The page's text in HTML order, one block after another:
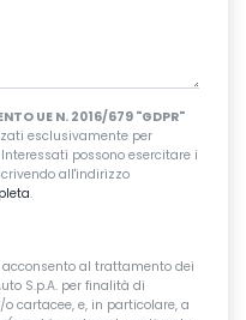
UE N. 2016/679 "GDPR"
esclusivamente per
possono esercitare i
all'indirizzo
.
acconsento al trattamento dei
S.p.A. per finalità di
cartacee, e, in particolare, a